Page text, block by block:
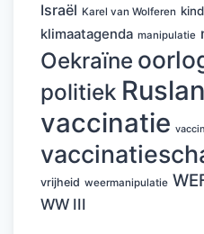
Israël Karel van Wolferen
klimaatagenda manipulatie
Oekraïne
politiek
vaccinatie
vrijheid weermanipulatie
WW III